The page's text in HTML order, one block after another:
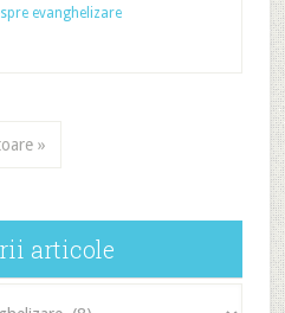
evanghelizare
»
articole